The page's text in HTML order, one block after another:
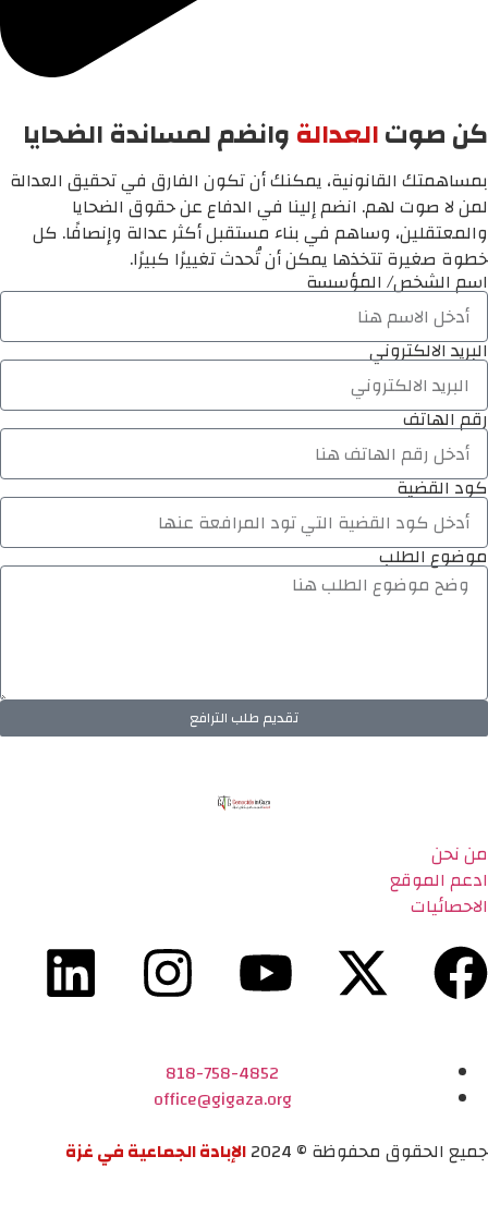
كن صوتالعدالةوانضم لمساندة الضحايا
بمساهمتك القانونية، يمكنك أن تكون الفارق في تحقيق العدالة
لمن لا صوت لهم. انضم إلينا في الدفاع عن حقوق الضحايا
والمعتقلين، وساهم في بناء مستقبل أكثر عدالة وإنصافًا. كل
خطوة صغيرة تتخذها يمكن أن تُحدث تغييرًا كبيرًا.
اسم الشخص/ المؤسسة
البريد الالكتروني
رقم الهاتف
كود القضية
موضوع الطلب
تقديم طلب الترافع
من نحن
ادعم الموقع
الاحصائيات
818-758-4852
office@gigaza.org
جميع الحقوق محفوظة © 2024
الإبادة الجماعية في غزة